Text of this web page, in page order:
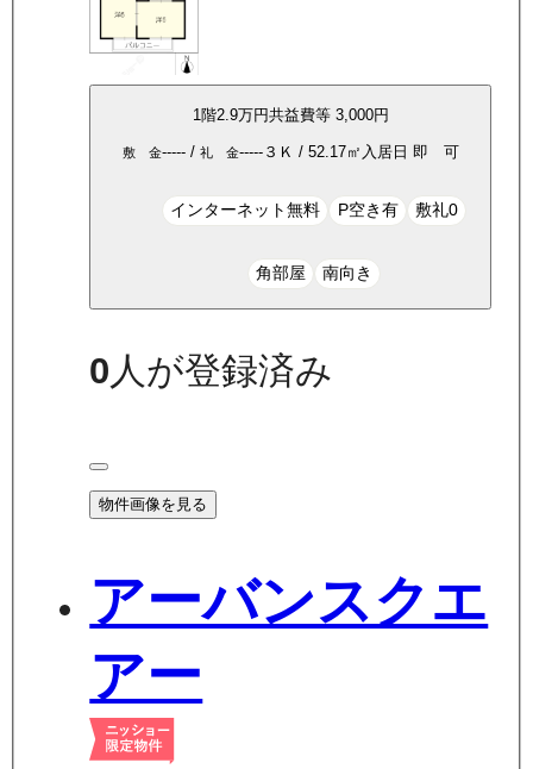
1階2.9万円共益費等 3,000円
敷 金-----/ 礼 金-----３Ｋ / 52.17㎡ 入居日 即 可
インターネット無料 P空き有 敷礼0
角部屋 南向き
0 人が登録済み
物件画像を見る
アーバンスクエ
アー